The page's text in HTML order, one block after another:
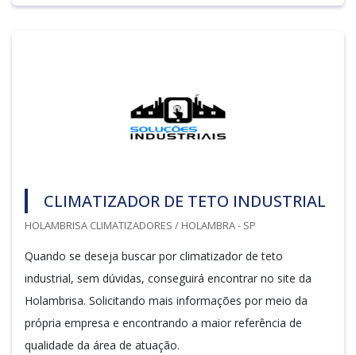
CLIMATIZADOR DE TETO INDUSTRIAL
HOLAMBRISA CLIMATIZADORES / HOLAMBRA - SP
Quando se deseja buscar por climatizador de teto
industrial, sem dúvidas, conseguirá encontrar no site da
Holambrisa. Solicitando mais informações por meio da
própria empresa e encontrando a maior referência de
qualidade da área de atuação.